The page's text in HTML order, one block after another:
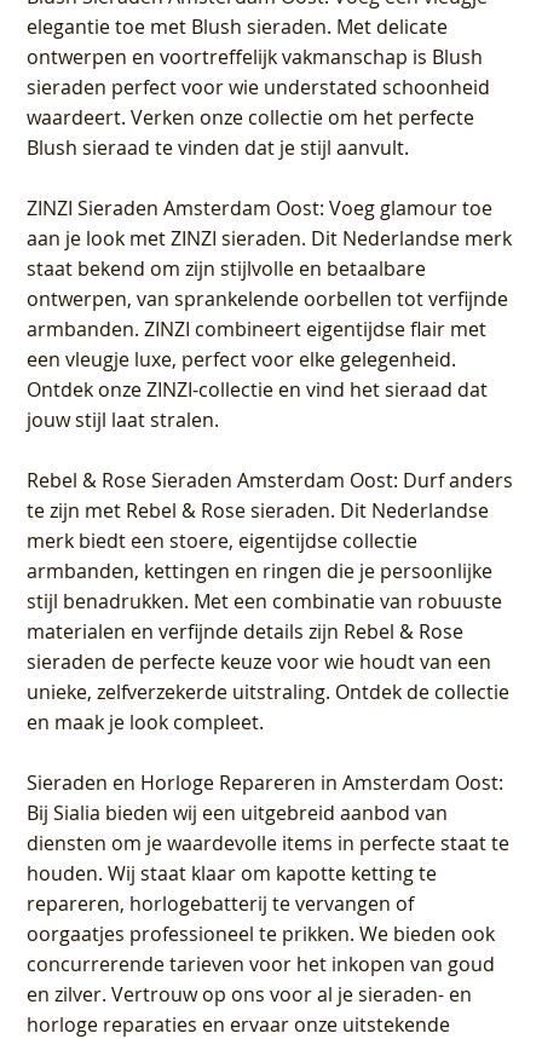
elegantie toe met Blush sieraden. Met delicate
ontwerpen en voortreffelijk vakmanschap is Blush
sieraden perfect voor wie understated schoonheid
waardeert. Verken onze collectie om het perfecte
Blush sieraad te vinden dat je stijl aanvult.
ZINZI Sieraden Amsterdam Oost: Voeg glamour toe
aan je look met ZINZI sieraden. Dit Nederlandse merk
staat bekend om zijn stijlvolle en betaalbare
ontwerpen, van sprankelende oorbellen tot verfijnde
armbanden. ZINZI combineert eigentijdse flair met
een vleugje luxe, perfect voor elke gelegenheid.
Ontdek onze ZINZI-collectie en vind het sieraad dat
jouw stijl laat stralen.
Rebel & Rose Sieraden Amsterdam Oost: Durf anders
te zijn met Rebel & Rose sieraden. Dit Nederlandse
merk biedt een stoere, eigentijdse collectie
armbanden, kettingen en ringen die je persoonlijke
stijl benadrukken. Met een combinatie van robuuste
materialen en verfijnde details zijn Rebel & Rose
sieraden de perfecte keuze voor wie houdt van een
unieke, zelfverzekerde uitstraling. Ontdek de collectie
en maak je look compleet.
Sieraden en Horloge Repareren in Amsterdam Oost:
Bij Sialia bieden wij een uitgebreid aanbod van
diensten om je waardevolle items in perfecte staat te
houden. Wij staat klaar om kapotte ketting te
repareren, horlogebatterij te vervangen of
oorgaatjes professioneel te prikken. We bieden ook
concurrerende tarieven voor het inkopen van goud
en zilver. Vertrouw op ons voor al je sieraden- en
horloge reparaties en ervaar onze uitstekende